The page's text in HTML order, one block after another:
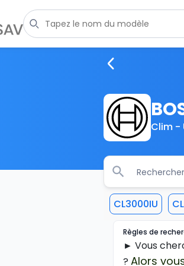
Clim -
CL3000IU
Règles de
► Vous
? Alors